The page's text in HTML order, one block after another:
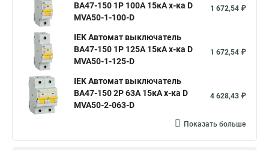
ВА47-150 1Р 100А 15кА х-ка D
MVA50-1-100-D
1 672,54 ₽
IEK Автомат выключатель
ВА47-150 1Р 125А 15кА х-ка D
MVA50-1-125-D
1 672,54 ₽
IEK Автомат выключатель
ВА47-150 2Р 63А 15кА х-ка D
MVA50-2-063-D
4 628,43 ₽
Показать больше